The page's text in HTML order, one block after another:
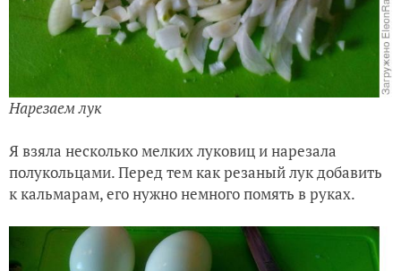
Нарезаем лук
Я взяла несколько мелких луковиц и нарезала
полукольцами. Перед тем как резаный лук добавить
к кальмарам, его нужно немного помять в руках.